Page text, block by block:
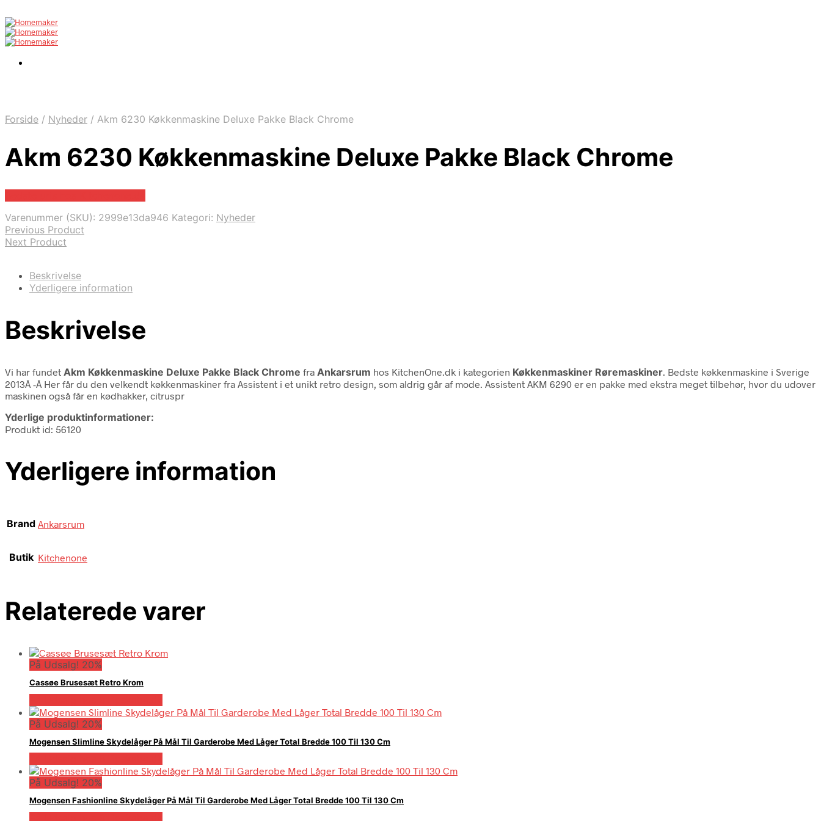
Forside / Nyheder / Akm 6230 Køkkenmaskine Deluxe Pakke Black Chrome
Akm 6230 Køkkenmaskine Deluxe Pakke Black Chrome
Varenummer (SKU): 2999e13da946 Kategori: Nyheder
Previous Product
Next Product
Beskrivelse
Yderligere information
Beskrivelse
Vi har fundet Akm Køkkenmaskine Deluxe Pakke Black Chrome fra Ankarsrum hos KitchenOne.dk i kategorien Køkkenmaskiner Røremaskiner . Bedste køkkenmaskine i Sverige
2013Â -Â Her får du den velkendt køkkenmaskiner fra Assistent i et unikt retro design, som aldrig går af mode. Assistent AKM 6290 er en pakke med ekstra meget tilbehør, hvor du udover
maskinen også får en kødhakker, citruspr
Yderlige produktinformationer:
Produkt id: 56120
Yderligere information
Brand Ankarsrum
Butik Kitchenone
Relaterede varer
På Udsalg! 20%
Cassøe Brusesæt Retro Krom
På Udsalg! 20%
Mogensen Slimline Skydelåger På Mål Til Garderobe Med Låger Total Bredde 100 Til 130 Cm
På Udsalg! 20%
Mogensen Fashionline Skydelåger På Mål Til Garderobe Med Låger Total Bredde 100 Til 130 Cm